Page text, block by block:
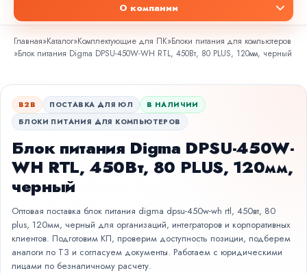
О компании
Главная»Каталог»Комплектующие для ПК»Блоки питания для компьютеров
»Блок питания Digma DPSU-450W-WH RTL, 450Вт, 80 PLUS, 120мм, черный
B2B ПОСТАВКА ДЛЯ ЮЛ
В НАЛИЧИИ
БЛОКИ ПИТАНИЯ ДЛЯ КОМПЬЮТЕРОВ
Блок питания Digma DPSU-450W-
WH RTL, 450Вт, 80 PLUS, 120мм,
черный
Оптовая поставка блок питания digma dpsu-450w-wh rtl, 450вт, 80
plus, 120мм, черный для организаций, интеграторов и корпоративных
клиентов. Подготовим КП, проверим доступность позиции, подберем
аналоги по ТЗ и согласуем документы. Работаем с юридическими
лицами по безналичному расчету.